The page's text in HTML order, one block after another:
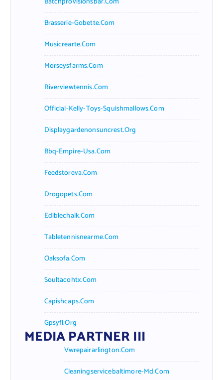
Brasserie-Gobette.com
Musicrearte.com
Morseysfarms.com
Riverviewtennis.com
Official-Kelly-Toys-Squishmallows.com
Displaygardenonsuncrest.org
Bbq-Empire-Usa.com
Feedstoreva.com
Drogopets.com
Ediblechalk.com
Tabletennisnearme.com
Oaksofa.com
Soultacohtx.com
Capishcaps.com
Gpsyfl.org
MEDIA PARTNER III
Vwrepairarlington.com
Cleaningservicebaltimore-Md.com